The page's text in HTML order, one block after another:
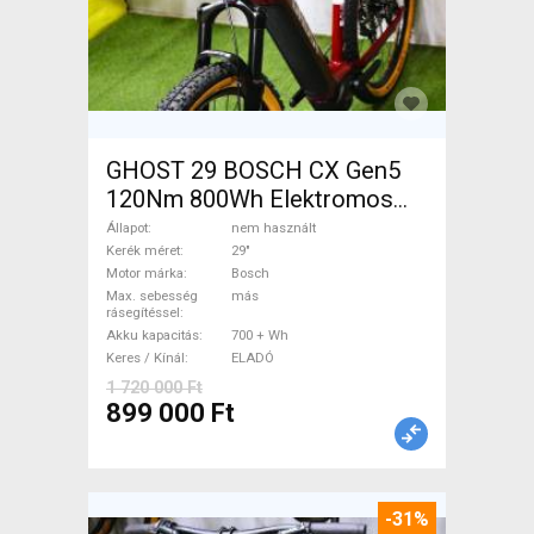
GHOST 29 BOSCH CX Gen5
120Nm 800Wh Elektromos
Mountain Bike 29" elöl
teleszkópos Bosch nem
használt ELADÓ
Állapot
nem használt
Kerék méret
29"
Motor márka
Bosch
Max. sebesség
rásegítéssel
más
Akku kapacitás
700 + Wh
Keres / Kínál
ELADÓ
1 720 000 Ft
899 000 Ft
-31%